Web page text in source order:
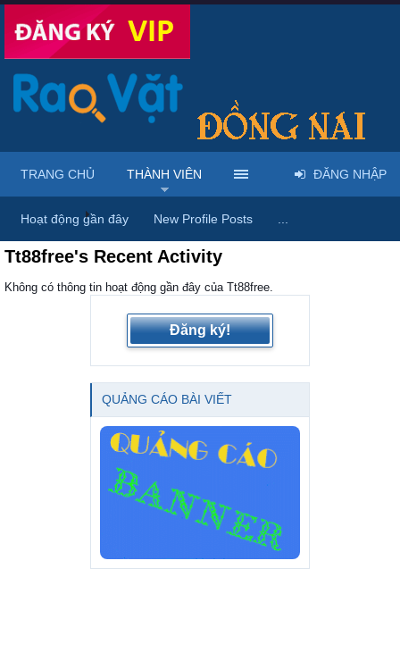
Trang chủ Thành viên
Tt88free's Recent Activity
Không có thông tin hoạt động gần đây của Tt88free.
Đăng ký!
QUẢNG CÁO BÀI VIẾT
TRANG CHỦ THÀNH VIÊN
Hoạt động gần đây New Profile Posts
ĐĂNG NHẬP